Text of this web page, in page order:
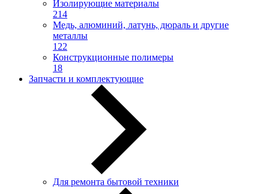
Изолирующие материалы
214
Медь, алюминий, латунь, дюраль и другие
металлы
122
Конструкционные полимеры
18
Запчасти и комплектующие
Для ремонта бытовой техники